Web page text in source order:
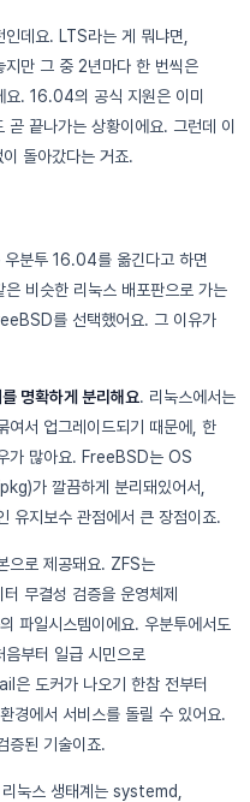
데요. LTS라는 게 뭐냐면,
만 그 중 2년마다 한 번씩은
요. 16.04의 공식 지원은 이미
끝나가는 상황이에요. 그런데 이
돌아갔다는 거죠.
우분투 16.04를 옮긴다고 하면
비슷한 리눅스 배포판으로 가는
를 선택했어요. 그 이유가
명확하게 분리해요. 리눅스에서는
여서 업그레이드되기 때문에, 한
가 많아요. FreeBSD는 OS
가 깔끔하게 분리돼있어서,
유지보수 관점에서 큰 장점이죠.
으로 제공돼요. ZFS는
무결성 검증을 운영체제
파일시스템이에요. 우분투에서도
부터 일급 시민으로
은 도커가 나오기 한참 전부터
경에서 서비스를 돌릴 수 있어요.
증된 기술이죠.
눅스 생태계는 systemd,